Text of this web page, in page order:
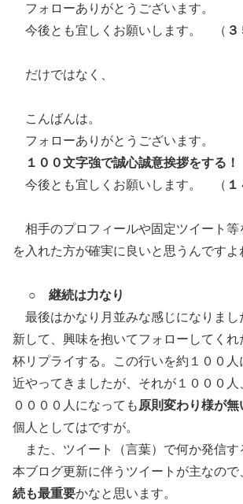
フォローありがとうございます。
今後とも宜しくお願いします。 （
だけではなく、
こんばんは。
フォローありがとうございます。
１００文字強で誠心誠意挨拶をする！
今後とも宜しくお願いします。 （
相手のプロフィールや固定ツイート等
を入れた方が確実に良いと思うんですよ
○ 継続は力なり
最後はかなり月並みな感じになりまし
新して、興味を抱いてフォローしてく
杯リプライする。この行いを約１００人
近やってきましたが、それが１０００
００００人になっても 原則変わり様が無
個人としてはですが。
また、ツイート（言葉）で何か発信す
本ブログ更新に伴うツイートが主なので
続も最重要かなと思います。